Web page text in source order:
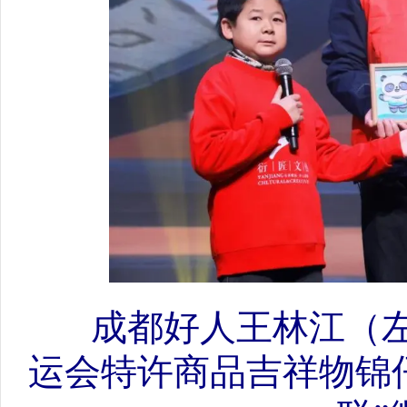
成都好人王林江（
运会特许商品吉祥物锦